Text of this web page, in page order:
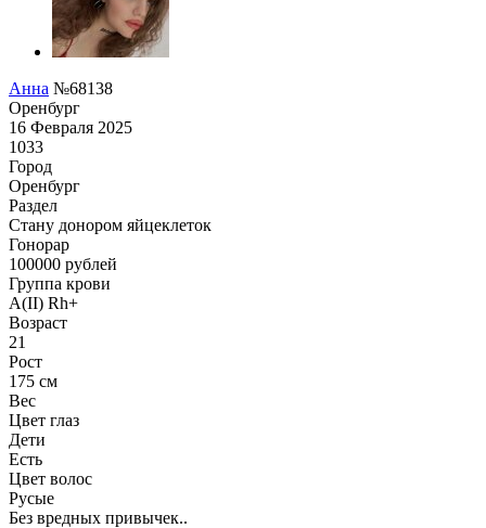
Анна №68138
Оренбург
16 Февраля 2025
1033
Город
Оренбург
Раздел
Стану донором яйцеклеток
Гонoрар
100000 рублей
Группа крови
A(II) Rh+
Возраст
21
Рост
175 см
Вес
Цвет глаз
Дети
Есть
Цвет волос
Русые
Без вредных привычек..